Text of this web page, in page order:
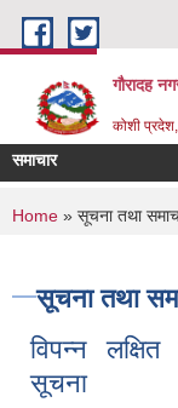
Skip to main content
गौरादह
कोशी
समाचार
You are
Home » सूचना तथा
सूचना तथा
विपन्न
सूचना